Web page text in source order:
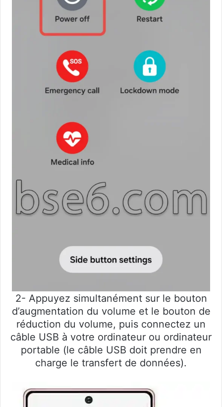
2- Appuyez simultanément sur le bouton
d’augmentation du volume et le bouton de
réduction du volume, puis connectez un
câble USB à votre ordinateur ou ordinateur
portable (le câble USB doit prendre en
charge le transfert de données).